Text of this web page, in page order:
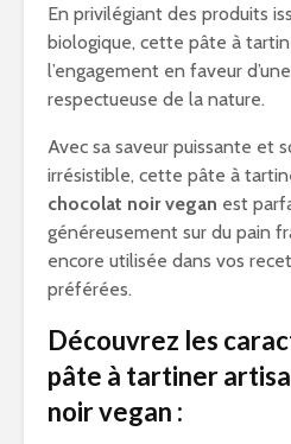
En privilégiant des produits
biologique, cette pâte à
l’engagement en faveur
respectueuse de la nature.
Avec sa saveur puissante et
irrésistible, cette pâte à
chocolat noir vegan est
généreusement sur du pain
encore utilisée dans vos
préférées.
Découvrez les
pâte à tartiner
noir vegan :